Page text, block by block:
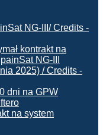
kontrakt na
NG-III
dni na GPW
na system